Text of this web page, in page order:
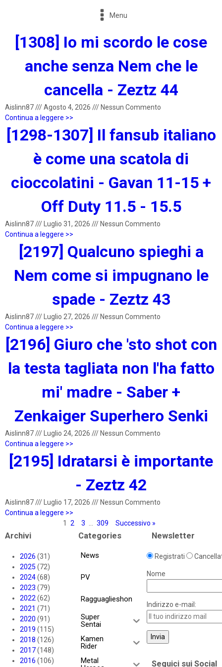
Menu
[1308] Io mi scordo le cose
anche senza Nem che le
cancella - Zeztz 44
Aislinn87///Agosto 4, 2026 /// Nessun Commento
Continua a leggere >>
[1298-1307] Il fansub italiano
è come una scatola di
cioccolatini - Gavan 11-15 +
Off Duty 11.5 - 15.5
Aislinn87/// Luglio 31, 2026 /// Nessun Commento
Continua a leggere >>
[2197] Qualcuno spieghi a
Nem come si impugnano le
spade - Zeztz 43
Aislinn87/// Luglio 27, 2026 /// Nessun Commento
Continua a leggere >>
[2196] Giuro che 'sto shot con
la testa tagliata non l'ha fatto
mi' madre - Saber +
Zenkaiger Superhero Senki
Aislinn87/// Luglio 24, 2026 /// Nessun Commento
Continua a leggere >>
[2195] Idratarsi è importante
- Zeztz 42
Aislinn87/// Luglio 17, 2026 /// Nessun Commento
Continua a leggere >>
1
2 3 309 Successivo »
Archivi
2026 (31)
2025 (72)
2024(68)
2023 (79)
2022 (62)
2021 (71)
2020 (91)
2019 (115)
2018 (126)
2017(148)
2016 (106)
Categories
News
PV
Ragguaglieshon
Super
Sentai
Kamen
Rider
Metal
Newsletter
Registrati
Nome
Indirizzo e-mail:
Seguici sui Social